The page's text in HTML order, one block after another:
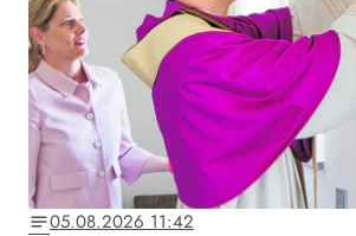
notes05.08.2026 11:42